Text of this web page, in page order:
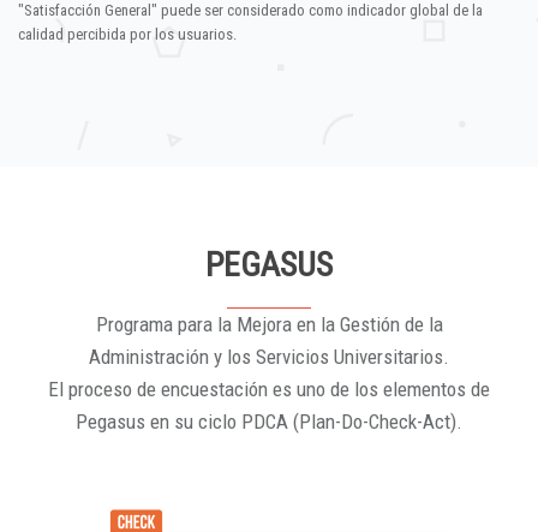
"Satisfacción General" puede ser considerado como indicador global de la
calidad percibida por los usuarios.
PEGASUS
Programa para la Mejora en la Gestión de la
Administración y los Servicios Universitarios.
El proceso de encuestación es uno de los elementos de
Pegasus en su ciclo PDCA (Plan-Do-Check-Act).